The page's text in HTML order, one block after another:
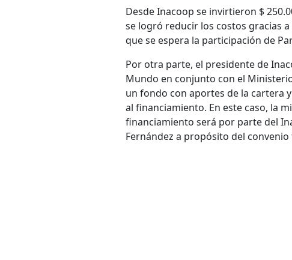
Desde Inacoop se invirtieron $
se logró reducir los costos gracias
que se espera la participación de
Por otra parte, el presidente de
Mundo en conjunto con el
un fondo con aportes de la cartera
al financiamiento. En este caso, la
financiamiento será por parte del
Fernández a propósito del